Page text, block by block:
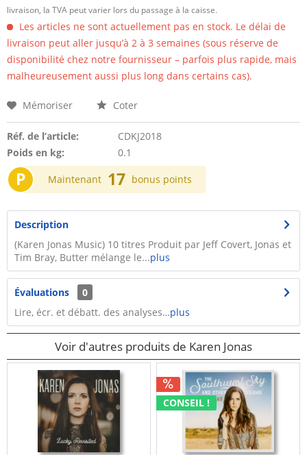
livraison, la TVA peut varier lors du passage à la caisse.
Les articles ne sont actuellement pas en stock. Le délai de
livraison peut aller jusqu’à 2 à 3 semaines (sous réserve de
disponibilité chez notre fournisseur – parfois plus rapide, mais
malheureusement aussi plus long dans certains cas).
Mémoriser Coter
Réf. de l’article:
CDKJ2018
Poids en kg:
0.1
P Maintenant 17 bonus points
Description
(Karen Jonas Music) 10 titres Produit par Jeff Covert, Jonas et
Tim Bray, Butter mélange le...plus
Évaluations
0
Lire, écr. et débatt. des analyses…plus
Voir d'autres produits de Karen Jonas
CONSEIL !